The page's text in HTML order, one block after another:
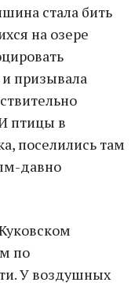
стала бить
на озере
и призывала
птицы в
поселились там
давно
по
У воздушных